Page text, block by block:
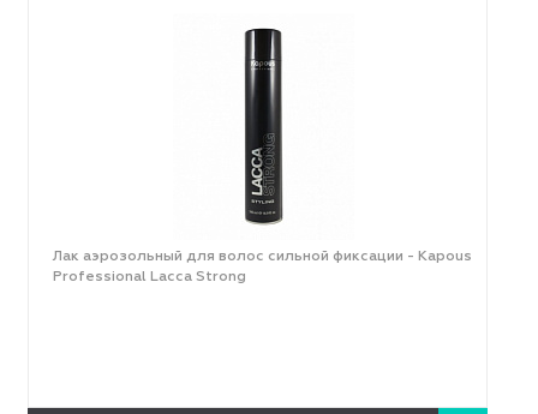
Лак аэрозольный для волос сильной фиксации - Kapous
Professional Lacca Strong